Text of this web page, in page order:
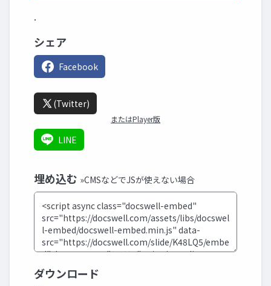
.
シェア
Facebook
(Twitter)
またはPlayer版
LINE
埋め込む »CMSなどでJSが使えない場合
ダウンロード